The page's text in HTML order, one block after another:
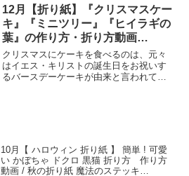
教のアガペー（神から人への愛）が融合
し、「永遠の神からの...
12月【折り紙】『クリスマスケー
キ』『ミニツリー』『ヒイラギの
葉』の作り方・折り方動画
［Origami］mini tree and holly
leaves
クリスマスにケーキを食べるのは、元々
はイエス・キリストの誕生日をお祝いす
るバースデーケーキが由来と言われてい
10月【 ハロウィン 折り紙 】 簡単 ! 可愛
い かぼちゃ ドクロ 黒猫 折り方 作り方
動画 / 秋の折り紙 魔法のステッキ